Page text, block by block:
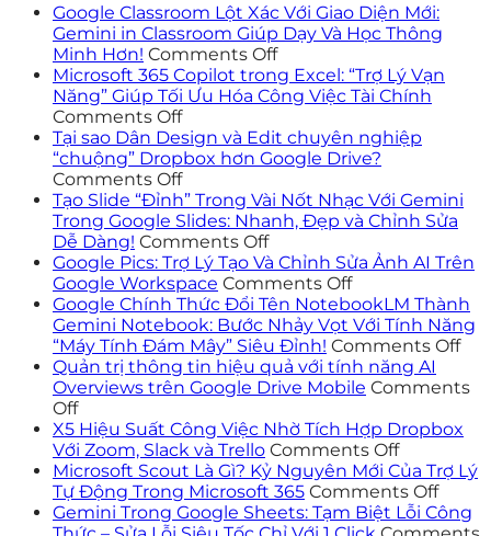
Google Classroom Lột Xác Với Giao Diện Mới:
Gemini in Classroom Giúp Dạy Và Học Thông
Minh Hơn! Comments Offon
Google
Classroom
Xác
Với
Diện
Mới:
in
Classroom
Giúp
Dạy
Và
Học
Thông
Hơn!
Microsoft 365 Copilot trong Excel: “Trợ Lý Vạn
Năng” Giúp Tối Ưu Hóa Công Việc Tài Chính
Comments Offon
Microsoft
365
Copilot
trong
Excel:
“Trợ
Lý
Vạn
Năng”
Giúp
Tối
Ưu
Hóa
Việc
Tài
Chính
Tại sao Dân Design và Edit chuyên nghiệp
“chuộng” Dropbox hơn Google Drive?
Comments Offon
Tại
sao
Dân
Design
và
Edit
chuyên
nghiệp
“chuộng”
Dropbox
Google
Drive?
Tạo Slide “Đỉnh” Trong Vài Nốt Nhạc Với Gemini
Trong Google Slides: Nhanh, Đẹp và Chỉnh Sửa
Dễ Dàng! Comments Offon
Tạo
Slide
“Đỉnh”
Trong
Vài
Nốt
Nhạc
Gemini
Trong
Google
Slides:
Nhanh,
Google Pics: Trợ Lý Tạo Và Chỉnh Sửa Ảnh AI Trên
Google Workspace Comments Offon
Google
Pics:
Trợ
Lý
Tạo
Chỉnh
Sửa
Ảnh
AI
Trên
Google Chính Thức Đổi Tên NotebookLM Thành
Gemini Notebook: Bước Nhảy Vọt Với Tính Năng
“Máy Tính Đám Mây” Siêu Đỉnh! Comments Offon
Đổi
Quản trị thông tin hiệu quả với tính năng AI
Overviews trên Google Drive Mobile Comments
Offon
Quản
trị
thông
tin
hiệu
X5 Hiệu Suất Công Việc Nhờ Tích Hợp Dropbox
Với Zoom, Slack và Trello Comments Offon
X5
Hiệu
Suất
Microsoft Scout Là Gì? Kỷ Nguyên Mới Của Trợ Lý
Tự Động Trong Microsoft 365 Comments Offon
Gemini Trong Google Sheets: Tạm Biệt Lỗi Công